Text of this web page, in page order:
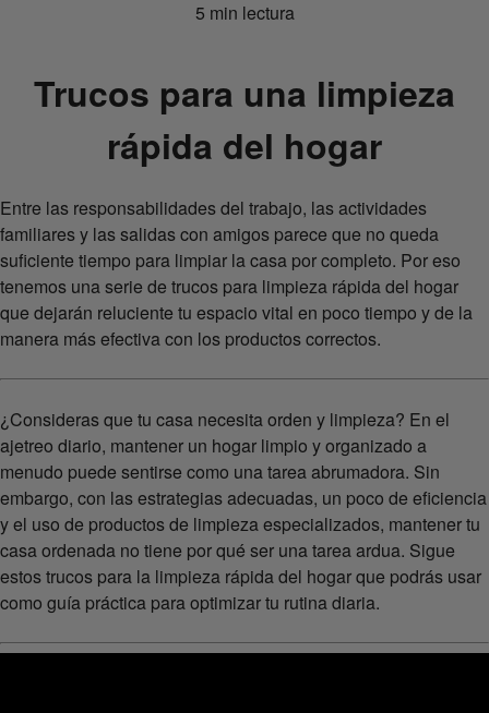
5 min lectura
Trucos para una limpieza
rápida del hogar
Entre las responsabilidades del trabajo, las actividades
familiares y las salidas con amigos parece que no queda
suficiente tiempo para limpiar la casa por completo. Por eso
tenemos una serie de trucos para limpieza rápida del hogar
que dejarán reluciente tu espacio vital en poco tiempo y de la
manera más efectiva con los productos correctos.
¿Consideras que tu casa necesita orden y limpieza? En el
ajetreo diario, mantener un hogar limpio y organizado a
menudo puede sentirse como una tarea abrumadora. Sin
embargo, con las estrategias adecuadas, un poco de eficiencia
y el uso de productos de limpieza especializados, mantener tu
casa ordenada no tiene por qué ser una tarea ardua. Sigue
estos trucos para la limpieza rápida del hogar que podrás usar
como guía práctica para optimizar tu rutina diaria.